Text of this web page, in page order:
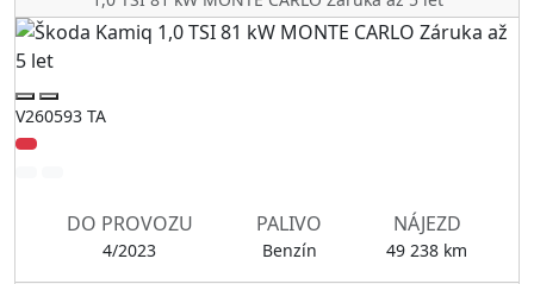
V260593 TA
DO PROVOZU
4/2023
PALIVO
Benzín
NÁJEZD
49 238 km